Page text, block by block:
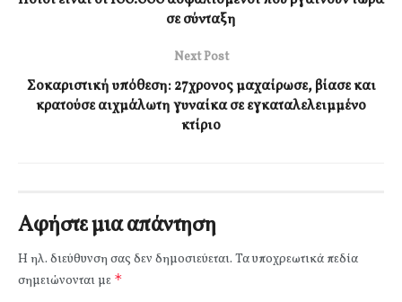
σε σύνταξη
Next Post
Σοκαριστική υπόθεση: 27χρονος μαχαίρωσε, βίασε και
κρατούσε αιχμάλωτη γυναίκα σε εγκαταλελειμμένο
κτίριο
Αφήστε μια απάντηση
Η ηλ. διεύθυνση σας δεν δημοσιεύεται. Τα υποχρεωτικά πεδία
σημειώνονται με *